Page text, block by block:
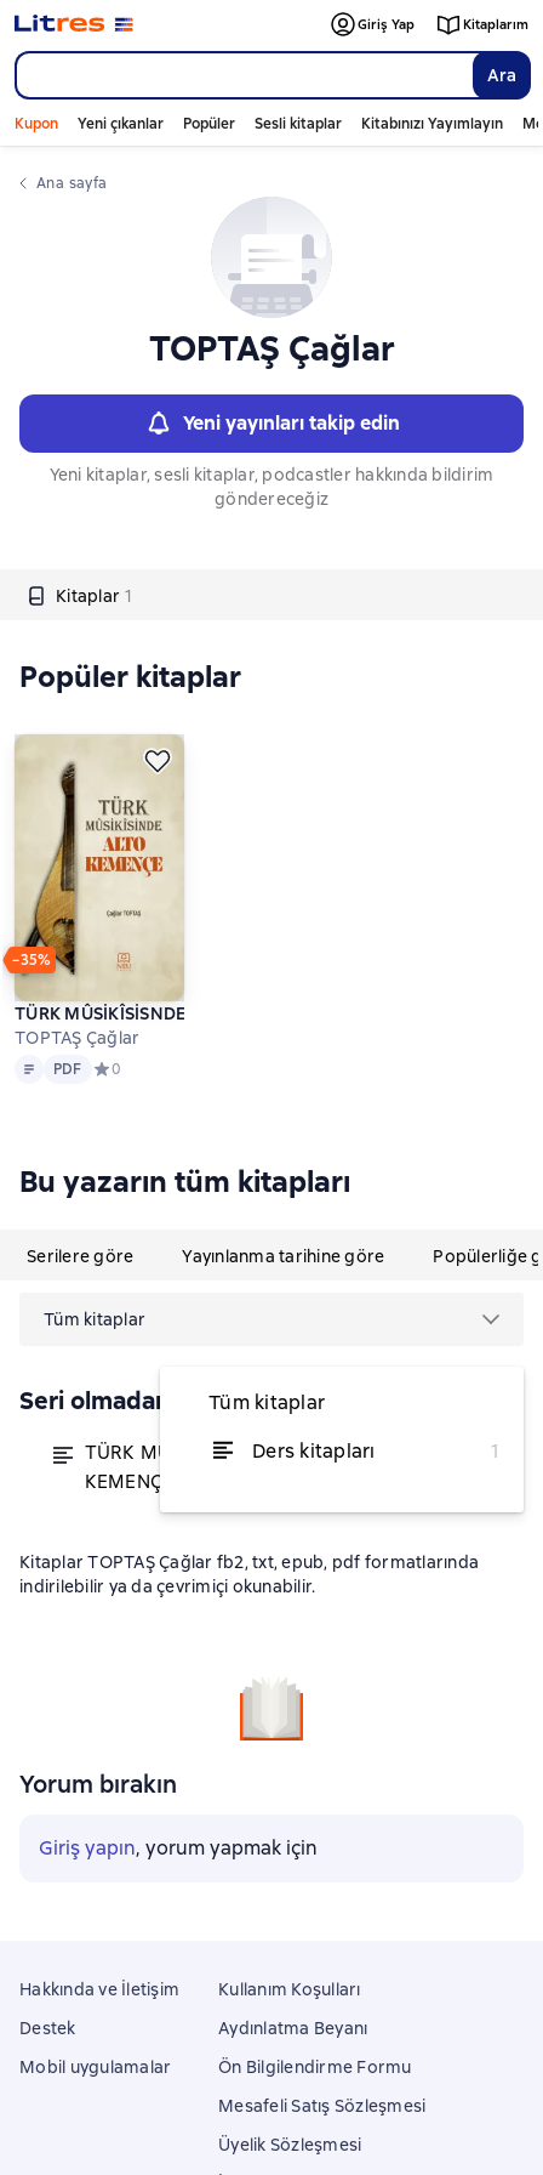
Ara
Giriş Yap Kitaplarım
Kupon Yeni çıkanlar Popüler Sesli kitaplar Kitabınızı Yayımlayın
Ana sayfa
TOPTAŞ Çağlar
Yeni yayınları takip edin
Yeni kitaplar, sesli kitaplar, podcastler hakkında bildirim
göndereceğiz
Kitaplar 1
Слайдер с книгами
Popüler kitaplar
−35%
TÜRK MÛSİKÎSİSNDE ALTO KEMENÇE
TOPTAŞ Çağlar
Metin PDF
PDF Средний рейтинг 0 на основе 0 оценок
0
Bu yazarın tüm kitapları
Serilere göre Yayınlanma tarihine göre Popülerliğe
Tüm kitaplar
Tüm kitaplar
Ders kitapları
1
Seri olmadan
TÜRK MÛSİKÎSİSNDE ALTO
KEMENÇE
itibaren ₺368,06
Kitaplar TOPTAŞ Çağlar fb2, txt, epub, pdf formatlarında
indirilebilir ya da çevrimiçi okunabilir.
Yorum bırakın
Giriş yapın, yorum yapmak için
Hakkında ve İletişim
Destek
Mobil uygulamalar
Kullanım Koşulları
Aydınlatma Beyanı
Ön Bilgilendirme Formu
Mesafeli Satış Sözleşmesi
Üyelik Sözleşmesi